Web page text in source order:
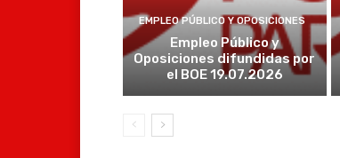
EMPLEO PÚBLICO Y OPOSICIONES
Empleo Público y
Oposiciones difundidas por
el BOE 19.07.2026